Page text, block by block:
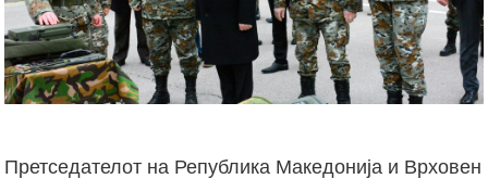
Претседателот на Република Македонија и Врховен